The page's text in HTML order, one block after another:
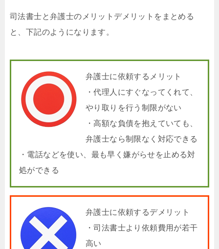
司法書士と弁護士のメリットデメリットをまとめる
と、下記のようになります。
弁護士に依頼するメリット
・代理人にすぐなってくれて、
やり取りを行う制限がない
・高額な負債を抱えていても、
弁護士なら制限なく対応できる
・電話などを使い、最も早く嫌がらせを止める対
処ができる
弁護士に依頼するデメリット
・司法書士より依頼費用が若干
高い